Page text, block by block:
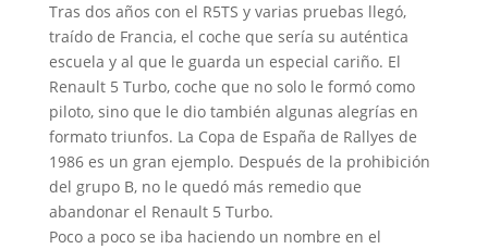
Tras dos años con el R5TS y varias pruebas llegó,
traído de Francia, el coche que sería su auténtica
escuela y al que le guarda un especial cariño. El
Renault 5 Turbo, coche que no solo le formó como
piloto, sino que le dio también algunas alegrías en
formato triunfos. La Copa de España de Rallyes de
1986 es un gran ejemplo. Después de la prohibición
del grupo B, no le quedó más remedio que
abandonar el Renault 5 Turbo.
Poco a poco se iba haciendo un nombre en el